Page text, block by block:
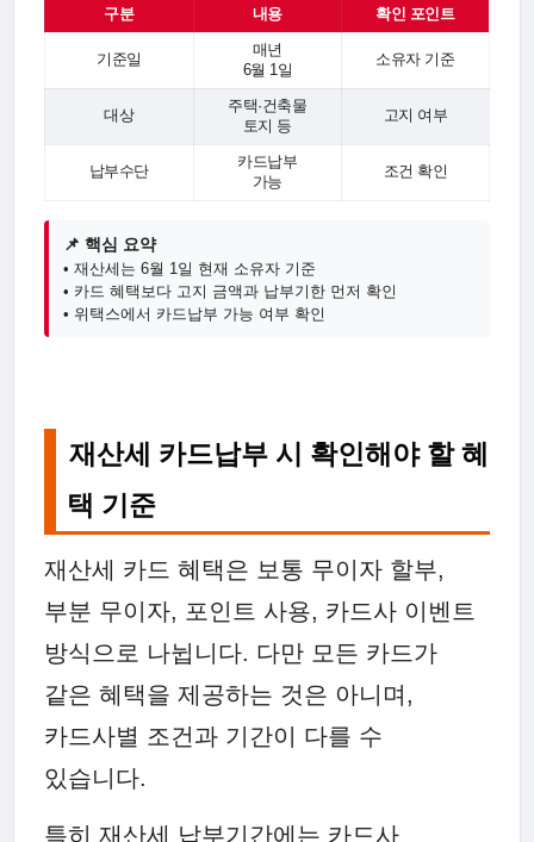
구분 내용 확인 포인트
기준일
매년
6월 1일
소유자 기준
대상
주택·건축물
토지 등
고지 여부
납부수단
카드납부
가능
조건 확인
📌 핵심 요약
• 재산세는 6월 1일 현재 소유자 기준
• 카드 혜택보다 고지 금액과 납부기한 먼저 확인
• 위택스에서 카드납부 가능 여부 확인
재산세 카드납부 시 확인해야 할 혜
택 기준
재산세 카드 혜택은 보통 무이자 할부,
부분 무이자, 포인트 사용, 카드사 이벤트
방식으로 나뉩니다. 다만 모든 카드가
같은 혜택을 제공하는 것은 아니며,
카드사별 조건과 기간이 다를 수
있습니다.
특히 재산세 납부기간에는 카드사